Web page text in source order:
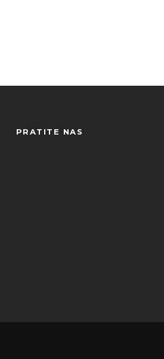
PRATITE NAS